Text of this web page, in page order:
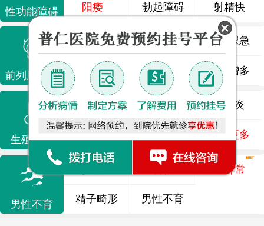
性功能障碍 阳痿 勃起障碍 射精快
前列腺疾病
前列腺炎 前列腺痛 尿频尿急
前列腺增生 排尿不畅 夜尿增多
生殖感染
龟头炎 睾丸炎 尿道炎
了解更多
男性不育
弱精 精液异常
精子畸形 男性不育